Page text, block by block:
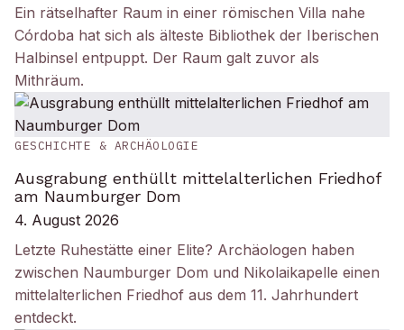
Ein rätselhafter Raum in einer römischen Villa nahe
Córdoba hat sich als älteste Bibliothek der Iberischen
Halbinsel entpuppt. Der Raum galt zuvor als
Mithräum.
GESCHICHTE & ARCHÄOLOGIE
Ausgrabung enthüllt mittelalterlichen Friedhof
am Naumburger Dom
4. August 2026
Letzte Ruhestätte einer Elite? Archäologen haben
zwischen Naumburger Dom und Nikolaikapelle einen
mittelalterlichen Friedhof aus dem 11. Jahrhundert
entdeckt.